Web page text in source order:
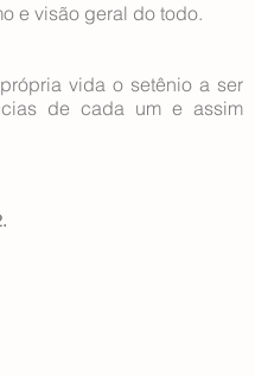
e visão geral do todo.
vida o setênio a ser
de cada um e assim